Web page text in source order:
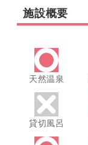
施設概要
天然温泉
貸切風呂